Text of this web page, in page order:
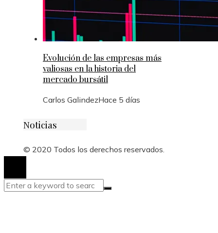
Evolución de las empresas más
valiosas en la historia del
mercado bursátil
Carlos GalindezHace 5 días
Noticias
© 2020 Todos los derechos reservados.